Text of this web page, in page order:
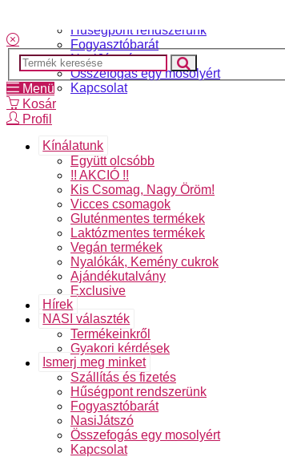
Hűségpont rendszerünk
Fogyasztóbarát
NasiJátszó
Összefogás egy mosolyért
Kapcsolat
Menü
Kosár
Profil
Kínálatunk
Együtt olcsóbb
!! AKCIÓ !!
Kis Csomag, Nagy Öröm!
Vicces csomagok
Gluténmentes termékek
Laktózmentes termékek
Vegán termékek
Nyalókák, Kemény cukrok
Ajándékutalvány
Exclusive
Hírek
NASI választék
Termékeinkről
Gyakori kérdések
Ismerj meg minket
Szállítás és fizetés
Hűségpont rendszerünk
Fogyasztóbarát
NasiJátszó
Összefogás egy mosolyért
Kapcsolat